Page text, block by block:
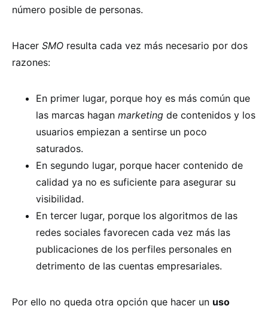
número posible de personas.
Hacer SMO resulta cada vez más necesario por dos
razones:
En primer lugar, porque hoy es más común que
las marcas hagan marketing de contenidos y los
usuarios empiezan a sentirse un poco
saturados.
En segundo lugar, porque hacer contenido de
calidad ya no es suficiente para asegurar su
visibilidad.
En tercer lugar, porque los algoritmos de las
redes sociales favorecen cada vez más las
publicaciones de los perfiles personales en
detrimento de las cuentas empresariales.
Por ello no queda otra opción que hacer un uso